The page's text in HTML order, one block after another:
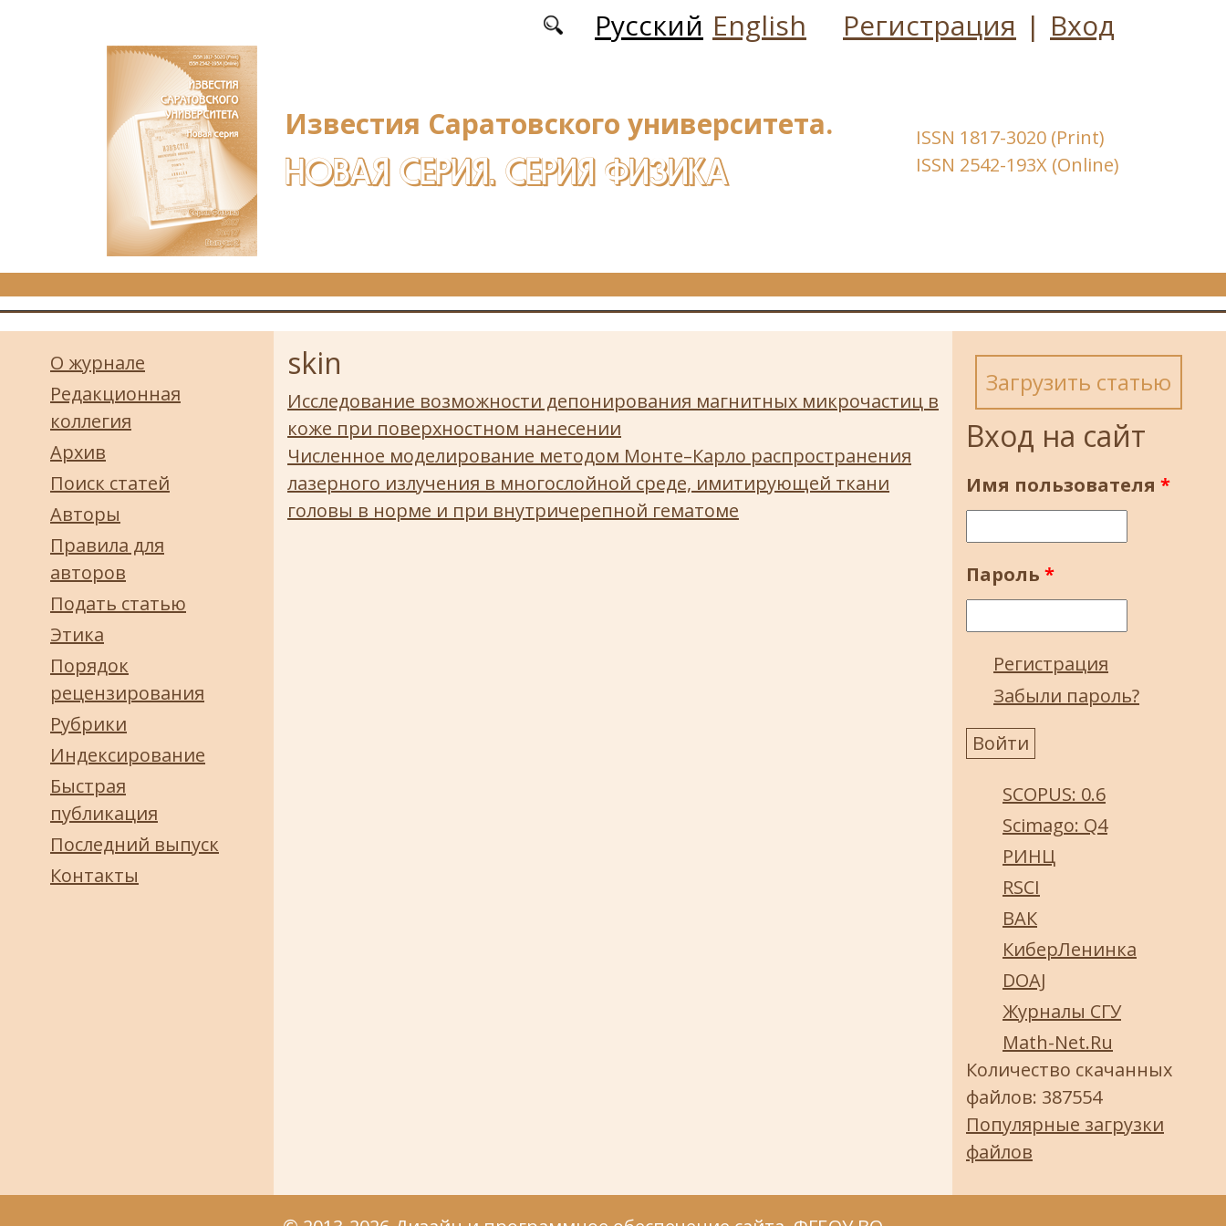
Русский English Регистрация | Вход
Известия Саратовского университета.
НОВАЯ СЕРИЯ. СЕРИЯ ФИЗИКА
ISSN 1817-3020 (Print)
ISSN 2542-193X (Online)
О журнале
Редакционная
коллегия
Архив
Поиск статей
Авторы
Правила для
авторов
Подать статью
Этика
Порядок
рецензирования
Рубрики
Индексирование
Быстрая
публикация
Последний выпуск
Контакты
skin
Исследование возможности депонирования магнитных микрочастиц в
коже при поверхностном нанесении
Численное моделирование методом Монте–Карло распространения
лазерного излучения в многослойной среде, имитирующей ткани
головы в норме и при внутричерепной гематоме
Загрузить статью
Вход на сайт
Имя пользователя *
Пароль *
Регистрация
Забыли пароль?
SCOPUS: 0.6
Scimago: Q4
РИНЦ
RSCI
ВАК
КиберЛенинка
DOAJ
Журналы СГУ
Math-Net.Ru
Количество скачанных
файлов: 387554
Популярные загрузки
файлов